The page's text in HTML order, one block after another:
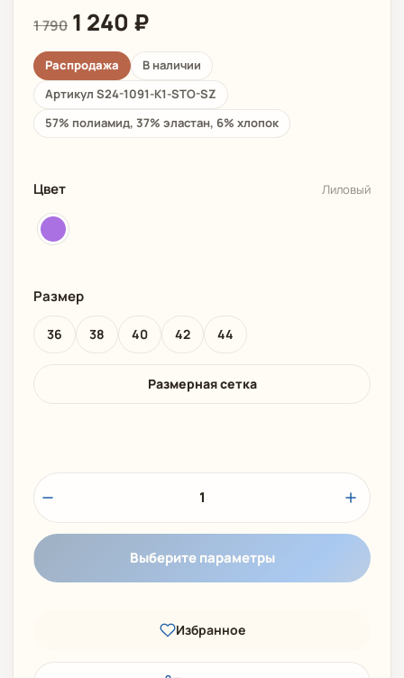
1 790 1 240 ₽
Распродажа
В наличии
Артикул S24-1091-K1-STO-SZ
57% полиамид, 37% эластан, 6% хлопок
Цвет Лиловый
Размер
36 38 40 42 44
Размерная сетка
1
Выберите параметры
Избранное